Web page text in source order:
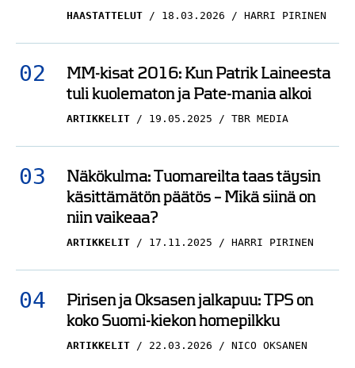
HAASTATTELUT 18.03.2026 HARRI PIRINEN
MM-kisat 2016: Kun Patrik Laineesta
tuli kuolematon ja Pate-mania alkoi
ARTIKKELIT 19.05.2025 TBR MEDIA
Näkökulma: Tuomareilta taas täysin
käsittämätön päätös – Mikä siinä on
niin vaikeaa?
ARTIKKELIT 17.11.2025 HARRI PIRINEN
Pirisen ja Oksasen jalkapuu: TPS on
koko Suomi-kiekon homepilkku
ARTIKKELIT 22.03.2026 NICO OKSANEN